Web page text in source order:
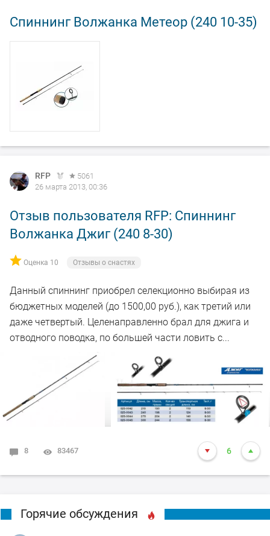
Спиннинг Волжанка Метеор (240 10-35)
RFP
5061
26 марта 2013, 00:36
Отзыв пользователя RFP: Спиннинг
Волжанка Джиг (240 8-30)
Оценка 10 Отзывы о снастях
Данный спиннинг приобрел селекционно выбирая из
бюджетных моделей (до 1500,00 руб.), как третий или
даже четвертый. Целенаправленно брал для джига и
отводного поводка, по большей части ловить с...
8 83467 6
Горячие обсуждения